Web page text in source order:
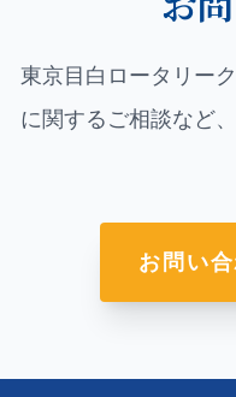
東京目白ロータリー
に関するご相談など
お問い